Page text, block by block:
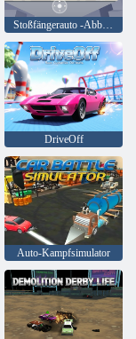
Stoßfängerauto -Abbruchrennen
DriveOff
Auto-Kampfsimulator